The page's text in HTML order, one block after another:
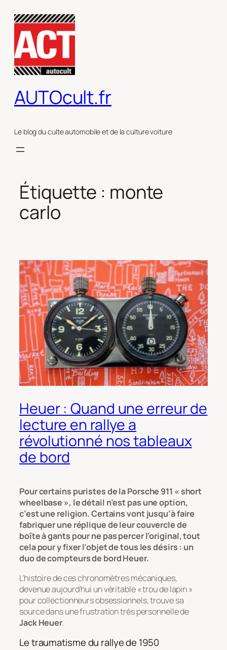
contenu
AUTOcult.fr
Le blog du culte automobile et de la culture voiture
Étiquette : monte
carlo
Heuer : Quand une erreur de
lecture en rallye a
révolutionné nos tableaux
de bord
Pour certains puristes de la Porsche 911 « short
wheelbase », le détail n’est pas une option,
c’est une religion. Certains vont jusqu’à faire
fabriquer une réplique de leur couvercle de
boîte à gants pour ne pas percer l’original, tout
cela pour y fixer l’objet de tous les désirs : un
duo de compteurs de bord Heuer.
L’histoire de ces chronomètres mécaniques,
devenue aujourd’hui un véritable « trou de lapin »
pour collectionneurs obsessionnels, trouve sa
source dans une frustration très personnelle de
Jack Heuer.
Le traumatisme du rallye de 1950